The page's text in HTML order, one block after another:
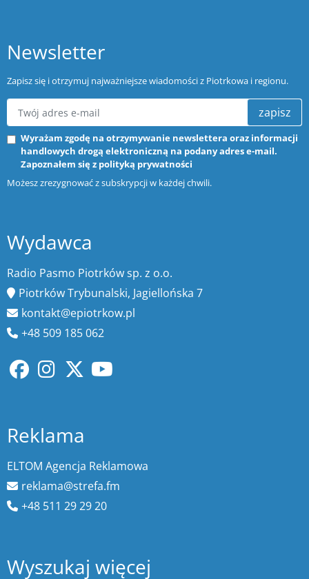
Newsletter
Zapisz się i otrzymuj najważniejsze wiadomości z Piotrkowa i regionu.
zapisz
Wyrażam zgodę na otrzymywanie newslettera oraz informacji
handlowych drogą elektroniczną na podany adres e-mail.
Zapoznałem się z polityką prywatności
Możesz zrezygnować z subskrypcji w każdej chwili.
Wydawca
Radio Pasmo Piotrków sp. z o.o.
Piotrków Trybunalski, Jagiellońska 7
kontakt@epiotrkow.pl
+48 509 185 062
Reklama
ELTOM Agencja Reklamowa
reklama@strefa.fm
+48 511 29 29 20
Wyszukaj więcej